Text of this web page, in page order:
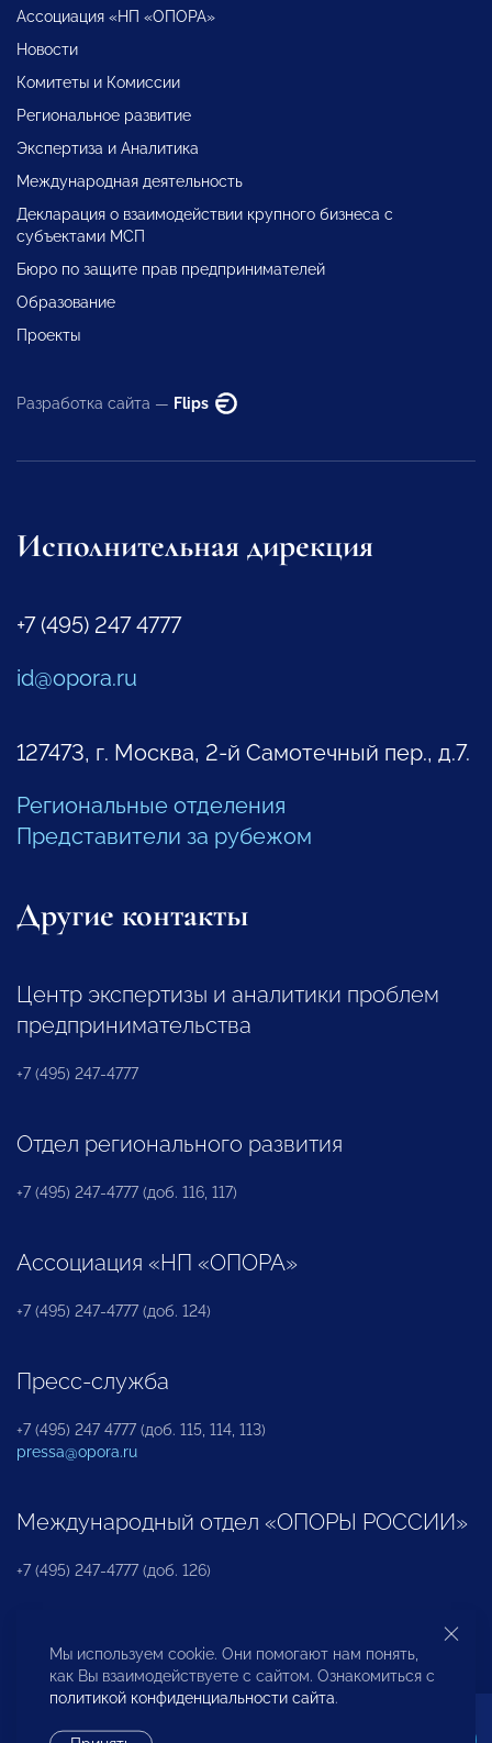
Ассоциация «НП «ОПОРА»
Новости
Комитеты и Комиссии
Региональное развитие
Экспертиза и Аналитика
Международная деятельность
Декларация о взаимодействии крупного бизнеса с
субъектами МСП
Бюро по защите прав предпринимателей
Образование
Проекты
Разработка сайта — Flips
Исполнительная дирекция
+7 (495) 247 4777
id@opora.ru
127473, г. Москва, 2-й Самотечный пер., д.7.
Региональные отделения
Представители за рубежом
Другие контакты
Центр экспертизы и аналитики проблем
предпринимательства
+7 (495) 247-4777
Отдел регионального развития
+7 (495) 247-4777 (доб. 116, 117)
Ассоциация «НП «ОПОРА»
+7 (495) 247-4777 (доб. 124)
Пресс-служба
+7 (495) 247 4777 (доб. 115, 114, 113)
pressa@opora.ru
Международный отдел «ОПОРЫ РОССИИ»
+7 (495) 247-4777 (доб. 126)
Бюро по защите прав предпринимателей и
инвесторов
Мы используем cookie. Они помогают нам понять,
как Вы взаимодействуете с сайтом. Ознакомиться с
политикой конфиденциальности сайта.